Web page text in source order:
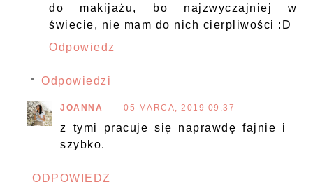
do makijażu, bo najzwyczajniej w
świecie, nie mam do nich cierpliwości :D
Odpowiedz
Odpowiedzi
JOANNA 05 MARCA, 2019 09:37
z tymi pracuje się naprawdę fajnie i
szybko.
ODPOWIEDZ